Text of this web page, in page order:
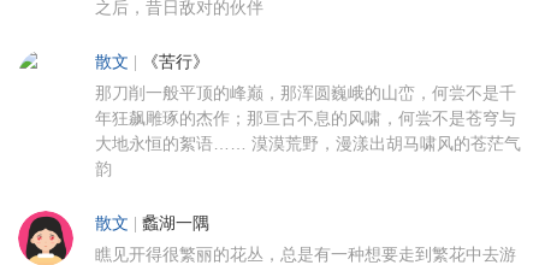
之后，昔日敌对的伙伴
散文 《苦行》
那刀削一般平顶的峰巅，那浑圆巍峨的山峦，何尝不是千
年狂飙雕琢的杰作；那亘古不息的风啸，何尝不是苍穹与
大地永恒的絮语…… 漠漠荒野，漫漾出胡马啸风的苍茫气
韵
散文 蠡湖一隅
瞧见开得很繁丽的花丛，总是有一种想要走到繁花中去游